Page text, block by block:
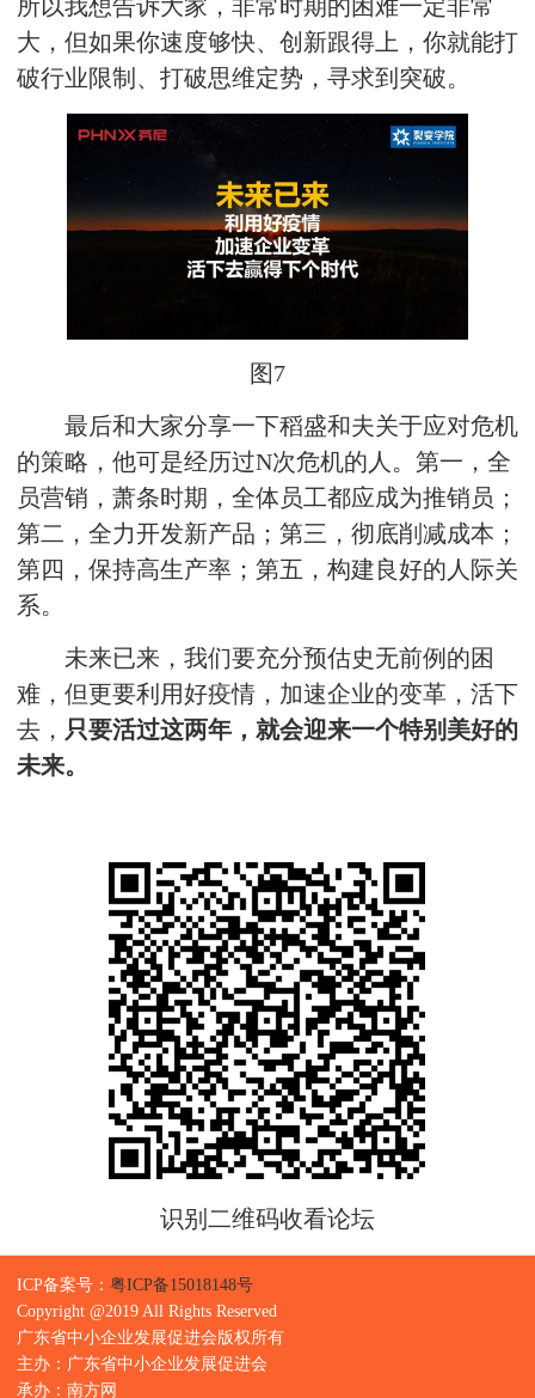
所以我想告诉大家，非常时期的困难一定非常
大，但如果你速度够快、创新跟得上，你就能打
破行业限制、打破思维定势，寻求到突破。
图7
最后和大家分享一下稻盛和夫关于应对危机
的策略，他可是经历过N次危机的人。第一，全
员营销，萧条时期，全体员工都应成为推销员；
第二，全力开发新产品；第三，彻底削减成本；
第四，保持高生产率；第五，构建良好的人际关
系。
未来已来，我们要充分预估史无前例的困
难，但更要利用好疫情，加速企业的变革，活下
去， 只要活过这两年，就会迎来一个特别美好的
未来。
识别二维码收看论坛
ICP备案号： 粤ICP备15018148号
Copyright @2019 All Rights Reserved
广东省中小企业发展促进会版权所有
主办：广东省中小企业发展促进会
承办：南方网